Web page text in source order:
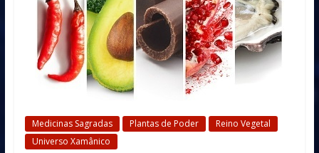
Medicinas Sagradas Plantas de Poder
Reino Vegetal
Universo Xamânico